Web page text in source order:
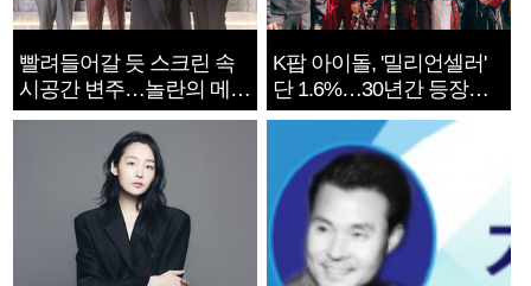
빨려들어갈 듯 스크린 속
시공간 변주…놀란의 메시
지는 ‘전쟁 속죄’
K팝 아이돌, '밀리언셀러'
단 1.6%…30년간 등장
1182개팀 전수조사